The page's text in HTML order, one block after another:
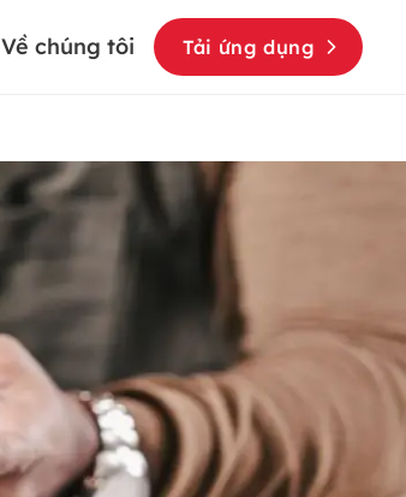
Về chúng tôi Tải ứng dụng